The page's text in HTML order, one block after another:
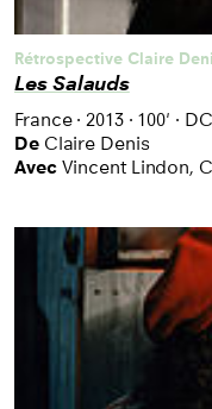
Rétrospective Claire
Les Salauds
France· 2013· 100' · DC
De Claire Denis
Avec Vincent Lindon,